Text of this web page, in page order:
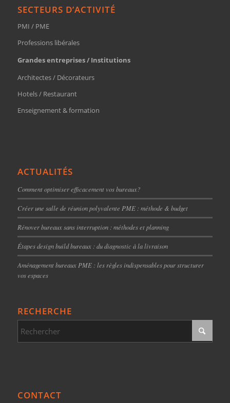
SECTEURS D’ACTIVITÉ
PMI / PME
Professions libérales
Grandes entreprises / Institutions
Architectes / Décorateurs
Hotels / Restaurant
Enseignement & formation
ACTUALITÉS
Comment optimiser efficacement vos bureaux?
Créer une salle de réunion polyvalente PME : méthode & budget
Rénover bureaux sans interruption : méthodes et planning
Étapes design build bureaux : du diagnostic à la livraison
Aménagement bureaux PME : les règles indispensables pour structurer
vos espaces
RECHERCHE
CONTACT